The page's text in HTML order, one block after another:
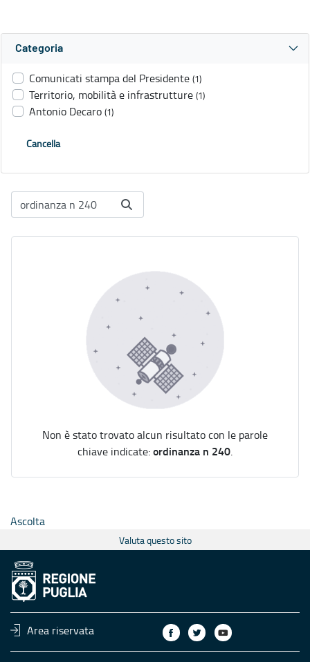
Categoria
Comunicati stampa del Presidente (1)
Territorio, mobilità e infrastrutture (1)
Antonio Decaro (1)
Cancella
Non è stato trovato alcun risultato con le parole
chiave indicate:ordinanza n 240.
Ascolta
Valuta questo sito
Area riservata